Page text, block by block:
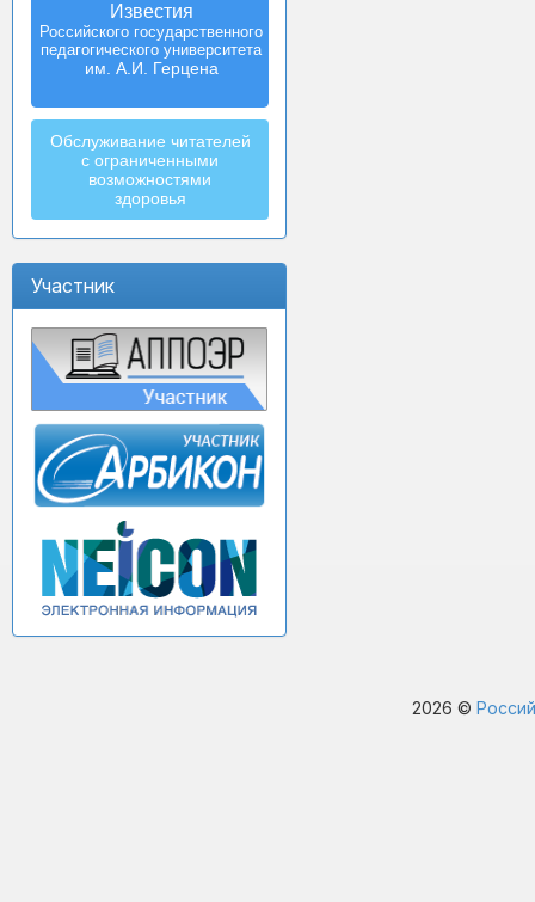
Известия
Российского государственного
педагогического университета
им. А.И. Герцена
Izvestia:
Herzen University
Journal of
Humanities & Sciences
Обслуживание читателей
с ограниченными
возможностями
здоровья
Участник
2026 ©